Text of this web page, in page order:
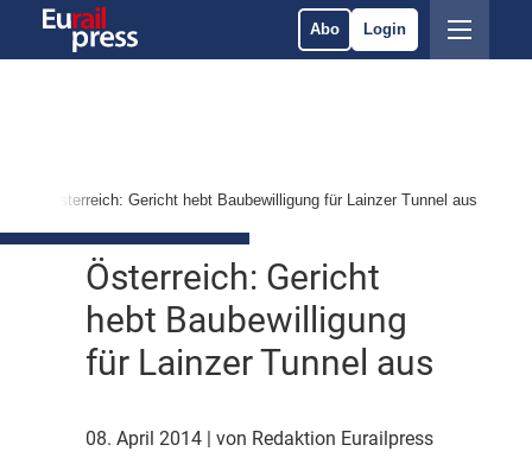
Abo Login
Österreich: Gericht hebt Baubewilligung für Lainzer Tunnel aus
Österreich: Gericht
hebt Baubewilligung
für Lainzer Tunnel aus
08. April 2014 | von Redaktion Eurailpress